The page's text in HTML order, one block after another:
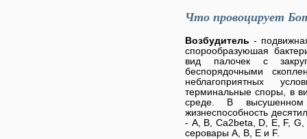
Что провоцирует
Возбудитель -
спорообразуюшая
вид палочек с
беспорядочными
неблагоприятных
терминальные споры, в
среде. В высушенном
жизнеспособность
- А, В, Са2beta, D, E, F, G,
серовары А, В, Е и F.